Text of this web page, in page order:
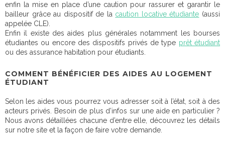
enfin la mise en place d’une caution pour rassurer et garantir le
bailleur grâce au dispositif de la caution locative étudiante (aussi
appelée CLE).
Enfin il existe des aides plus générales notamment les bourses
étudiantes ou encore des dispositifs privés de type prêt étudiant
ou des assurance habitation pour étudiants.
COMMENT BÉNÉFICIER DES AIDES AU LOGEMENT
ÉTUDIANT
Selon les aides vous pourrez vous adresser soit à l’état, soit à des
acteurs privés. Besoin de plus d’infos sur une aide en particulier ?
Nous avons détaillées chacune d’entre elle, découvrez les détails
sur notre site et la façon de faire votre demande.